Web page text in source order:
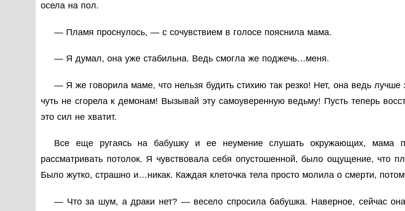
осела на пол.
— Пламя проснулось, — с сочувствием в голосе пояснила мама.
— Я думал, она уже стабильна. Ведь смогла же поджечь…меня.
— Я же говорила маме, что нельзя будить стихию так резко! Нет, она ведь
чуть не сгорела к демонам! Вызывай эту самоуверенную ведьму! Пусть теперь
это сил не хватит.
Все еще ругаясь на бабушку и ее неумение слушать окружающих, мама
рассматривать потолок. Я чувствовала себя опустошенной, было ощущение, что
Было жутко, страшно и…никак. Каждая клеточка тела просто молила о смерти,
— Что за шум, а драки нет? — весело спросила бабушка. Наверное, сейчас